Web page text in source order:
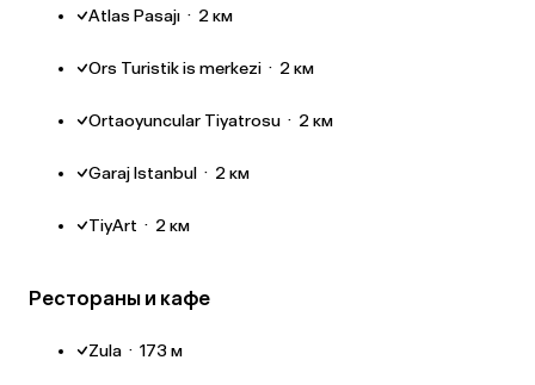
Atlas Pasajı · 2 км
Ors Turistik is merkezi · 2 км
Ortaoyuncular Tiyatrosu · 2 км
Garaj Istanbul · 2 км
TiyArt · 2 км
Рестораны и кафе
Zula · 173 м